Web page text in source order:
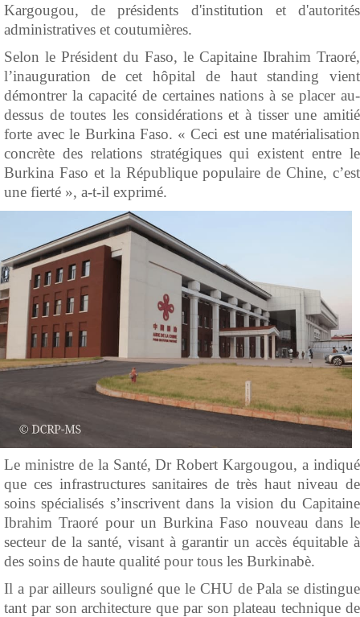
Kargougou, de présidents d'institution et d'autorités
administratives et coutumières.
Selon le Président du Faso, le Capitaine Ibrahim Traoré,
l’inauguration de cet hôpital de haut standing vient
démontrer la capacité de certaines nations à se placer au-
dessus de toutes les considérations et à tisser une amitié
forte avec le Burkina Faso. « Ceci est une matérialisation
concrète des relations stratégiques qui existent entre le
Burkina Faso et la République populaire de Chine, c’est
une fierté », a-t-il exprimé.
Le ministre de la Santé, Dr Robert Kargougou, a indiqué
que ces infrastructures sanitaires de très haut niveau de
soins spécialisés s’inscrivent dans la vision du Capitaine
Ibrahim Traoré pour un Burkina Faso nouveau dans le
secteur de la santé, visant à garantir un accès équitable à
des soins de haute qualité pour tous les Burkinabè.
Il a par ailleurs souligné que le CHU de Pala se distingue
tant par son architecture que par son plateau technique de